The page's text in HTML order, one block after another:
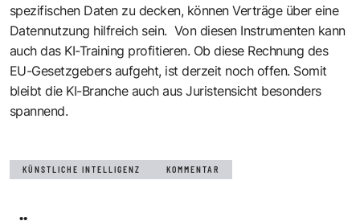
spezifischen Daten zu decken, können Verträge über eine
Datennutzung hilfreich sein. Von diesen Instrumenten kann
auch das KI-Training profitieren. Ob diese Rechnung des
EU-Gesetzgebers aufgeht, ist derzeit noch offen. Somit
bleibt die KI-Branche auch aus Juristensicht besonders
spannend.
KÜNSTLICHE INTELLIGENZ KOMMENTAR